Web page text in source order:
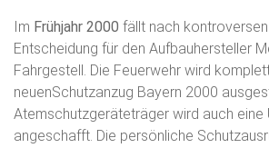
Im Frühjahr 2000 fällt nach
Entscheidung für den Aufbauhersteller
Fahrgestell. Die Feuerwehr wird
neuenSchutzanzug Bayern 2000
Atemschutzgeräteträger wird auch eine
angeschafft. Die persönliche